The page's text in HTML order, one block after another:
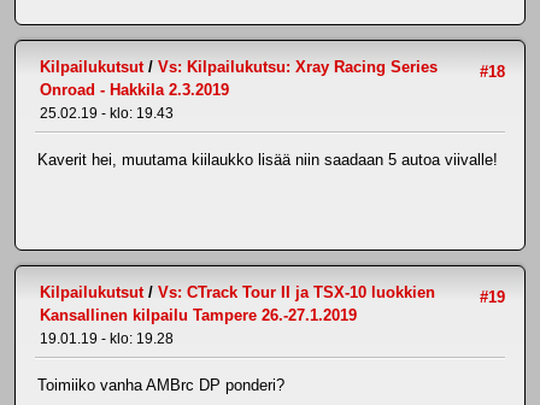
#18
Kilpailukutsut/ Vs: Kilpailukutsu: Xray Racing Series
Onroad - Hakkila 2.3.2019
25.02.19 - klo: 19.43
Kaverit hei, muutama kiilaukko lisää niin saadaan 5 autoa viivalle!
#19
Kilpailukutsut/ Vs: CTrack Tour II ja TSX-10 luokkien
Kansallinen kilpailu Tampere 26.-27.1.2019
19.01.19 - klo: 19.28
Toimiiko vanha AMBrc DP ponderi?